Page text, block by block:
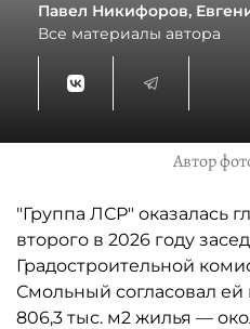
Павел Никифоров,
Все материалы автора
Автор
"Группа ЛСР" оказалась
второго в 2026 году
Градостроительной
Смольный согласовал
806,3 тыс. м2 жилья —